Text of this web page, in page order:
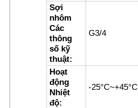
Hộp chống nổ
công tắc chống cháy nổ
Các tuyến cáp chống nổ
Sợi
nhôm
Các
thông
số kỹ
thuật:
G3/4
Hoạt
động
Nhiệt
độ:
-25°C~+45°C